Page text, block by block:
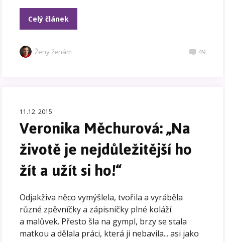
Celý článek
Ženy ženám 49
11.12. 2015
Veronika Měchurová: „Na
životě je nejdůležitější ho
žít a užít si ho!“
Odjakživa něco vymýšlela, tvořila a vyráběla
různé zpěvníčky a zápisníčky plné koláží
a malůvek. Přesto šla na gympl, brzy se stala
matkou a dělala práci, která ji nebavila... asi jako